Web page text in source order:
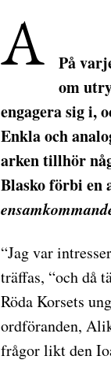
A
På
om
engagera sig i,
Enkla och
arken tillhör
Blasko förbi en
“Jag var
träffas, “och då
Röda Korsets
ordföranden,
frågor likt den